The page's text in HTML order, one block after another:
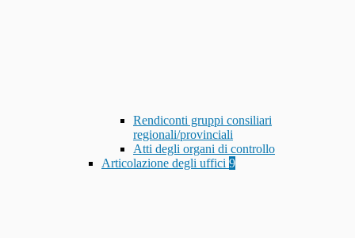
Rendiconti gruppi consiliari
regionali/provinciali
Atti degli organi di controllo
Articolazione degli uffici 9